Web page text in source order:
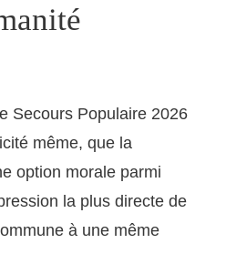
Secours Populaire 2026
même, que la
option morale parmi
la plus directe de
à une même